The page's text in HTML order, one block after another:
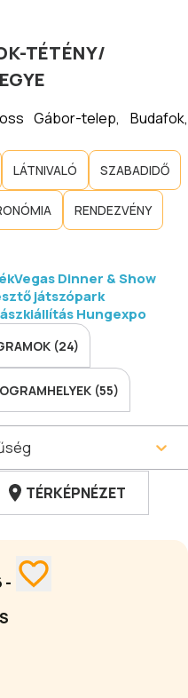
TÉTÉNY/
Gábor-telep, Budafok,
LÁTNIVALÓ SZABADIDŐ
RENDEZVÉNY
Vegas Dinner & Show
játszópark
Hungexpo
(24)
(55)
TÉRKÉPNÉZET
-